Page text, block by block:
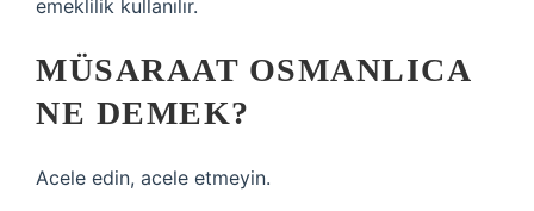
emeklilik kullanılır.
MÜSARAAT OSMANLICA
NE DEMEK?
Acele edin, acele etmeyin.